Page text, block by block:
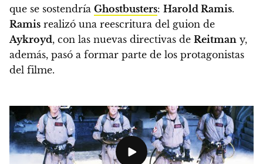
que se sostendría Ghostbusters: Harold Ramis.
Ramis realizó una reescritura del guion de
Aykroyd, con las nuevas directivas de Reitman y,
además, pasó a formar parte de los protagonistas
del filme.